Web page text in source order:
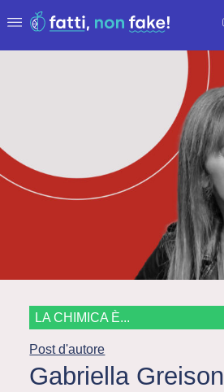
LA CHIMICA È...
Post d'autore
Gabriella Greison